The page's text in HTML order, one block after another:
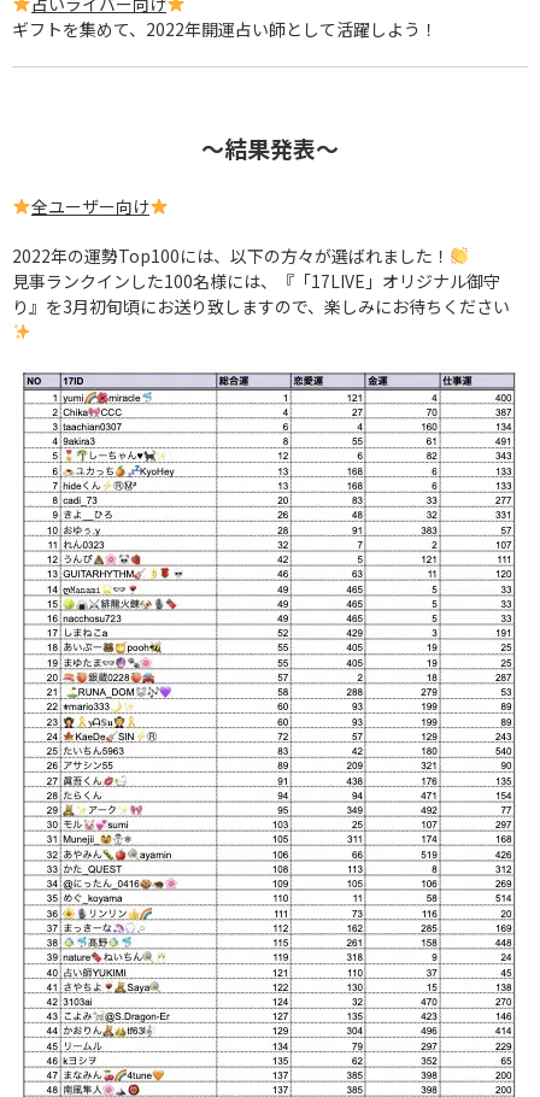
ギフトを集めて、2022年開運占い師として活躍しよう！
〜結果発表〜
全ユーザー向け
2022年の運勢Top100には、以下の方々が選ばれました！
見事ランクインした100名様には、『「17LIVE」オリジナル御守
り』を3月初旬頃にお送り致しますので、楽しみにお待ちください